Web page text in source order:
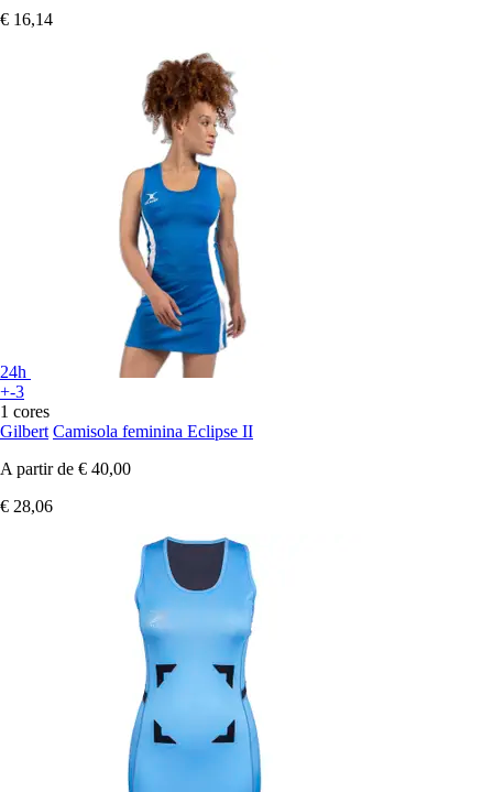
€ 16,14
24h
+-3
1 cores
Gilbert Camisola feminina Eclipse II
A partir de € 40,00
€ 28,06